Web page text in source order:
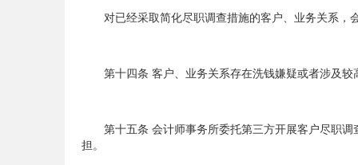
对已经采取简化尽职调查措施的客户、业务关系，
第十四条 客户、业务关系存在洗钱嫌疑或者涉及较
第十五条 会计师事务所委托第三方开展客户尽职调
担。